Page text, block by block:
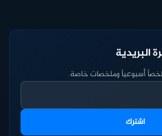
البريدية
أسبوعياً وملخصات خاصة.
اشترك